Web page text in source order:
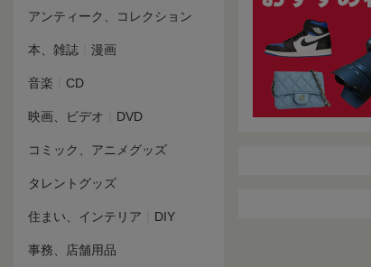
アンティーク、コレクション
本、雑誌 漫画
音楽 CD
映画、ビデオ DVD
コミック、アニメグッズ
タレントグッズ
住まい、インテリア DIY
事務、店舗用品